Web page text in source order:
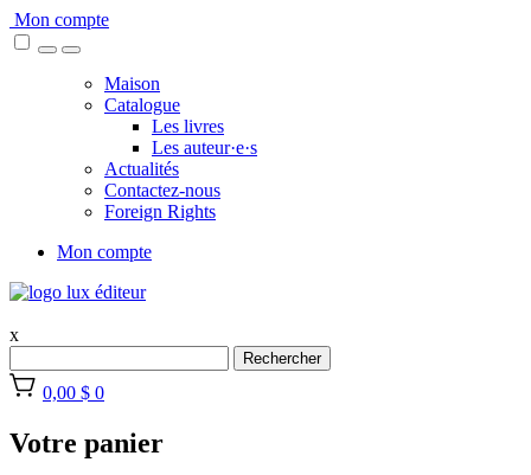
Skip
to
Mon compte
Maison
Catalogue
Les livres
Les auteur·e·s
Actualités
Contactez-nous
Foreign Rights
Mon compte
x
Rechercher
0,00 $ 0
Votre panier